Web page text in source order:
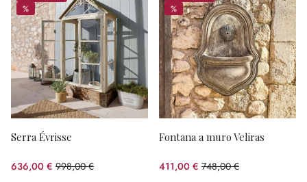
%
%
Serra Évrisse
636,00 € 998,00 €
(risparmio 36.27%)
%
%
Fontana a muro Veliras
411,00 € 748,00 €
(risparmio 45.05%)